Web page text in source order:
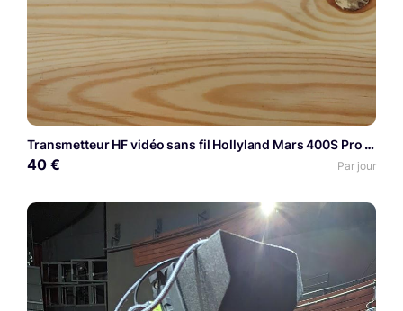
Transmetteur HF vidéo sans fil Hollyland Mars 400S Pro HDMI SDI hdmi sdi transmetteur hf hollyland
40 € Par jour